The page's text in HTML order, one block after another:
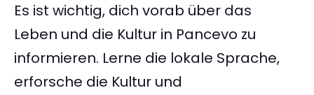
Es ist wichtig, dich vorab über das
Leben und die Kultur in Pancevo zu
informieren. Lerne die lokale Sprache,
erforsche die Kultur und